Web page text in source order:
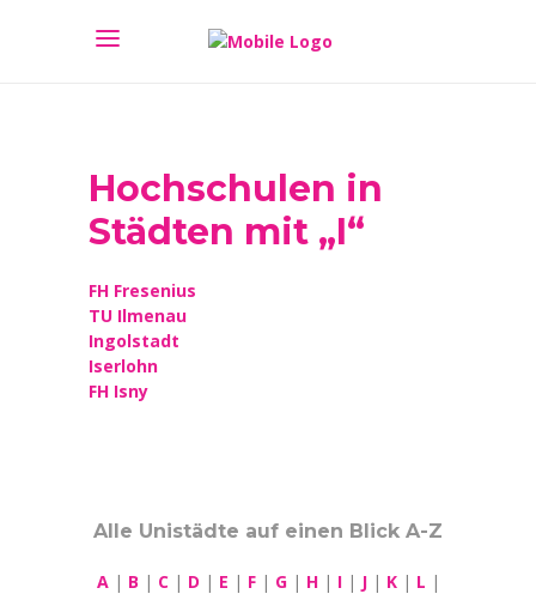
Hochschulen in
Städten mit „I“
FH Fresenius
TU Ilmenau
Ingolstadt
Iserlohn
FH Isny
Alle Unistädte auf einen Blick A-Z
A| B | C| D | E | F| G| H| I| J| K| L |